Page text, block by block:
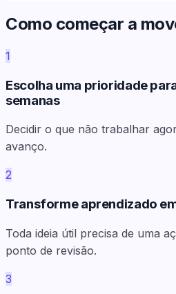
Como começar a
1
Escolha uma prioridade
semanas
Decidir o que não trabalhar
avanço.
2
Transforme aprendizado
Toda ideia útil precisa de uma
ponto de revisão.
3